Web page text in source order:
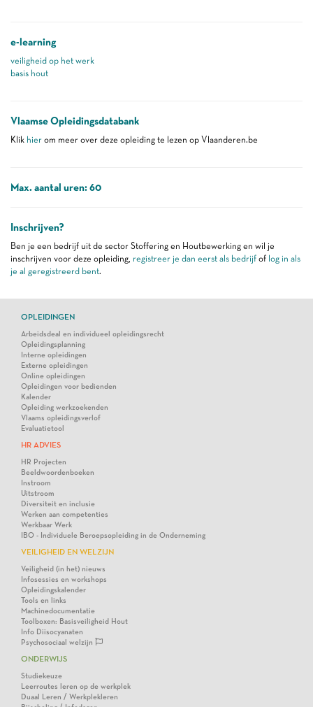
e-learning
veiligheid op het werk
basis hout
Vlaamse Opleidingsdatabank
Klik hier om meer over deze opleiding te lezen op Vlaanderen.be
Max. aantal uren: 60
Inschrijven?
Ben je een bedrijf uit de sector Stoffering en Houtbewerking en wil je
inschrijven voor deze opleiding, registreer je dan eerst als bedrijf of log in als
je al geregistreerd bent.
OPLEIDINGEN
Arbeidsdeal en individueel opleidingsrecht
Opleidingsplanning
Interne opleidingen
Externe opleidingen
Online opleidingen
Opleidingen voor bedienden
Kalender
Opleiding werkzoekenden
Vlaams opleidingsverlof
Evaluatietool
HR ADVIES
HR Projecten
Beeldwoordenboeken
Instroom
Uitstroom
Diversiteit en inclusie
Werken aan competenties
Werkbaar Werk
IBO - Individuele Beroepsopleiding in de Onderneming
VEILIGHEID EN WELZIJN
Veiligheid (in het) nieuws
Infosessies en workshops
Opleidingskalender
Tools en links
Machinedocumentatie
Toolboxen: Basisveiligheid Hout
Info Diisocyanaten
Psychosociaal welzijn
ONDERWIJS
Studiekeuze
Leerroutes leren op de werkplek
Duaal Leren / Werkplekleren